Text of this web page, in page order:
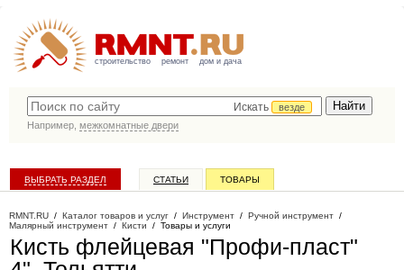
строительство ремонт дом и дача
Искать
везде
Например, межкомнатные двери
ВЫБРАТЬ РАЗДЕЛ СТАТЬИ ТОВАРЫ
RMNT.RU / Каталог товаров и услуг / Инструмент / Ручной инструмент /
Малярный инструмент / Кисти / Товары и услуги
Кисть флейцевая "Профи-пласт"